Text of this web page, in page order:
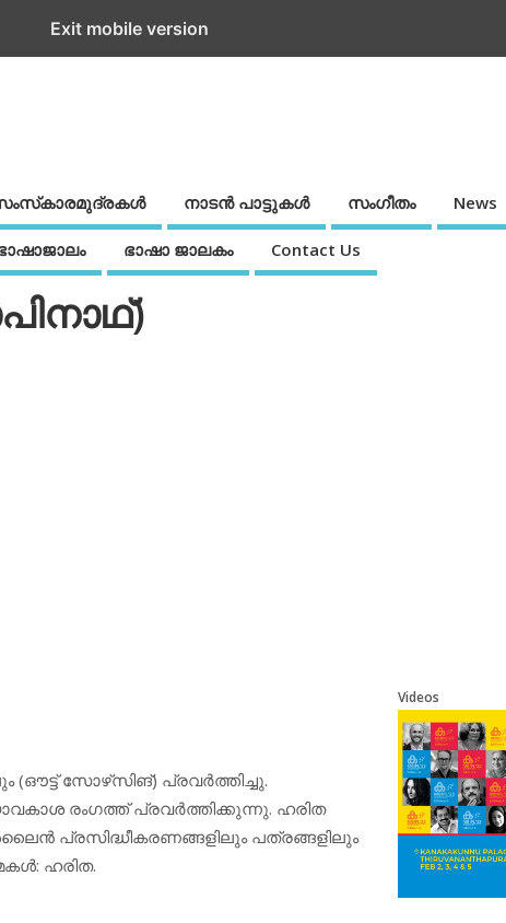
നാടന്‍ പാട്ടുകള്‍ സംഗീതം News
ഭാഷാ ജാലകം Contact Us
(ഔട്ട് സോഴ്‌സിങ്) പ്രവര്‍ത്തിച്ചു.
രംഗത്ത് പ്രവര്‍ത്തിക്കുന്നു. ഹരിത
പ്രസിദ്ധീകരണങ്ങളിലും പത്രങ്ങളിലും
ഹരിത.
Videos
Exit mobile version